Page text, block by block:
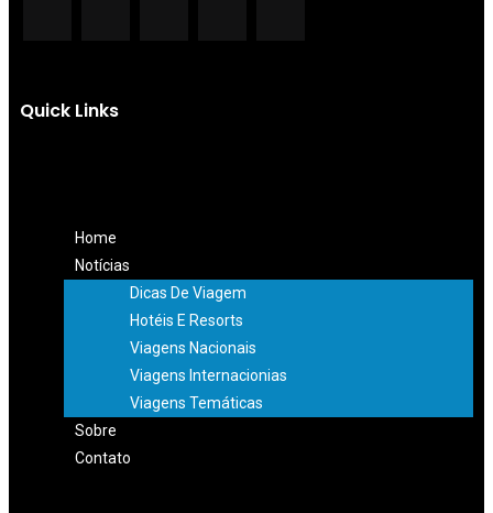
Quick Links
Home
Notícias
Dicas De Viagem
Hotéis E Resorts
Viagens Nacionais
Viagens Internacionias
Viagens Temáticas
Sobre
Contato